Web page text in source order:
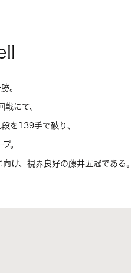
。
にて、
を139手で破り、
。
け、視界良好の藤井五冠である。